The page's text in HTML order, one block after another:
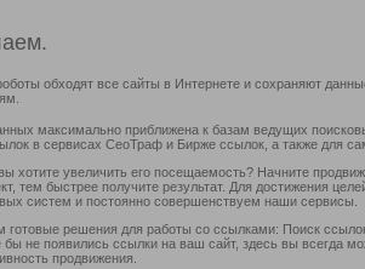
обходят все сайты в Интернете и сохраняют
максимально приближена к базам ведущих
в сервисах СеоТраф и Бирже ссылок, а также для
хотите увеличить его посещаемость? Начните
тем быстрее получите результат. Для достижения
систем и постоянно совершенствуем наши сервисы.
готовые решения для работы со ссылками: Поиск
бы не появились ссылки на ваш сайт, здесь вы всегда
продвижения.